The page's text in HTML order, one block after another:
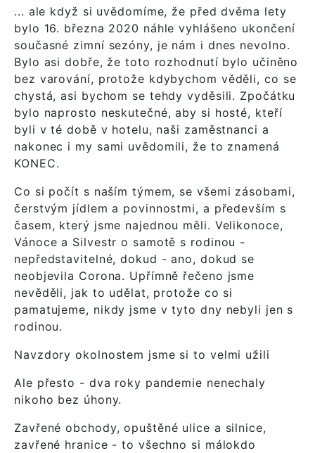
... ale když si uvědomíme, že před dvěma lety
bylo 16. března 2020 náhle vyhlášeno ukončení
současné zimní sezóny, je nám i dnes nevolno.
Bylo asi dobře, že toto rozhodnutí bylo učiněno
bez varování, protože kdybychom věděli, co se
chystá, asi bychom se tehdy vyděsili. Zpočátku
bylo naprosto neskutečné, aby si hosté, kteří
byli v té době v hotelu, naši zaměstnanci a
nakonec i my sami uvědomili, že to znamená
KONEC.
Co si počít s naším týmem, se všemi zásobami,
čerstvým jídlem a povinnostmi, a především s
časem, který jsme najednou měli. Velikonoce,
Vánoce a Silvestr o samotě s rodinou -
nepředstavitelné, dokud - ano, dokud se
neobjevila Corona. Upřímně řečeno jsme
nevěděli, jak to udělat, protože co si
pamatujeme, nikdy jsme v tyto dny nebyli jen s
rodinou.
Navzdory okolnostem jsme si to velmi užili
Ale přesto - dva roky pandemie nenechaly
nikoho bez úhony.
Zavřené obchody, opuštěné ulice a silnice,
zavřené hranice - to všechno si málokdo